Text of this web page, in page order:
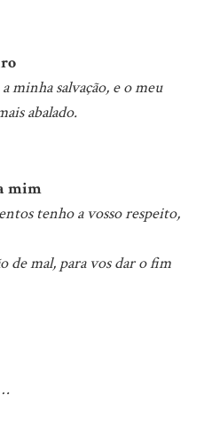
minha salvação, e o meu
abalado.
mim
tenho a vosso respeito,
de mal, para vos dar o fim